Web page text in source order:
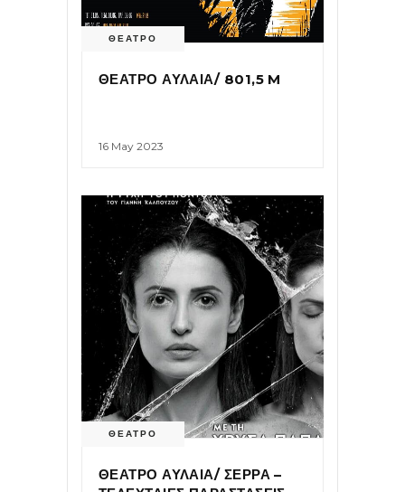
ΘΕΑΤΡΟ
ΘΕΑΤΡΟ ΑΥΛΑΙΑ/ 801,5 M
16 May 2023
ΘΕΑΤΡΟ
ΘΕΑΤΡΟ ΑΥΛΑΙΑ/ ΣΕΡΡΑ –